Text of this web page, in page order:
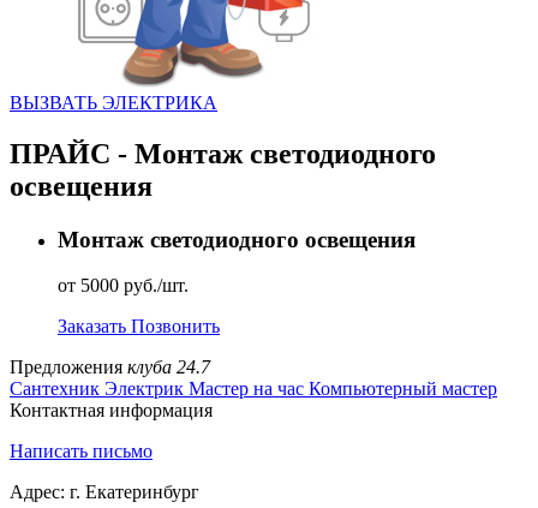
ВЫЗВАТЬ ЭЛЕКТРИКА
ПРАЙС - Монтаж светодиодного
освещения
Монтаж светодиодного освещения
от 5000 руб./шт.
Заказать Позвонить
Предложения клуба 24.7
Сантехник Электрик Мастер на час Компьютерный мастер
Контактная информация
Написать письмо
Адрес: г. Екатеринбург